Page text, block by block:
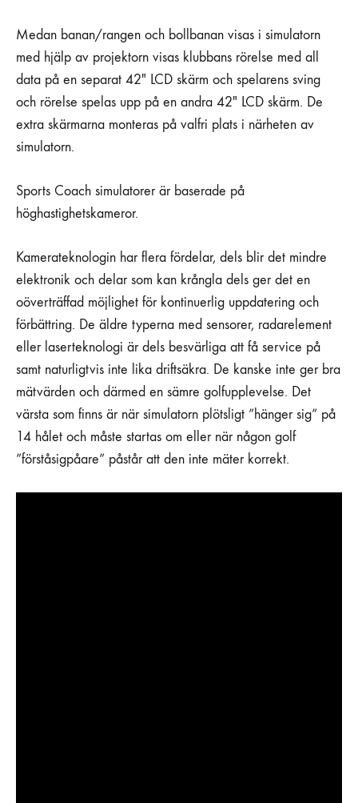
Medan banan/rangen och bollbanan visas i simulatorn
med hjälp av projektorn visas klubbans rörelse med all
data på en separat 42″ LCD skärm och spelarens sving
och rörelse spelas upp på en andra 42″ LCD skärm. De
extra skärmarna monteras på valfri plats i närheten av
simulatorn.
Sports Coach simulatorer är baserade på
höghastighetskameror.
Kamerateknologin har flera fördelar, dels blir det mindre
elektronik och delar som kan krångla dels ger det en
oöverträffad möjlighet för kontinuerlig uppdatering och
förbättring. De äldre typerna med sensorer, radarelement
eller laserteknologi är dels besvärliga att få service på
samt naturligtvis inte lika driftsäkra. De kanske inte ger bra
mätvärden och därmed en sämre golfupplevelse. Det
värsta som finns är när simulatorn plötsligt ”hänger sig” på
14 hålet och måste startas om eller när någon golf
”förståsigpåare” påstår att den inte mäter korrekt.